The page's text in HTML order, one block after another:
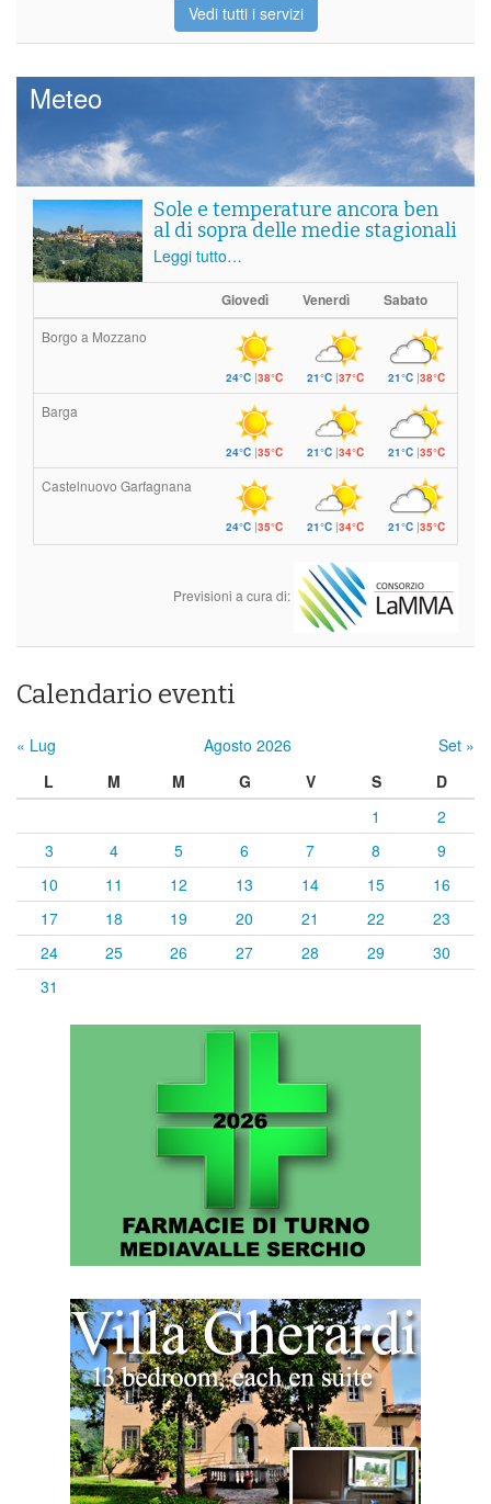
Vedi tutti i servizi
Meteo
Sole e temperature ancora ben
al di sopra delle medie stagionali
Leggi tutto…
Giovedì Venerdì Sabato
Borgo a Mozzano
24°C |38°C 21°C |37°C 21°C |38°C
Barga
24°C |35°C 21°C |34°C 21°C |35°C
Castelnuovo Garfagnana
24°C |35°C 21°C |34°C 21°C |35°C
Previsioni a cura di:
Calendario eventi
« Lug Agosto 2026
Set »
L
M M G V S
D
1
2
3
4 5 6 7 8
9
10
11 12 13 14 15
16
17
18 19 20 21 22
23
24
25 26 27 28 29
30
31